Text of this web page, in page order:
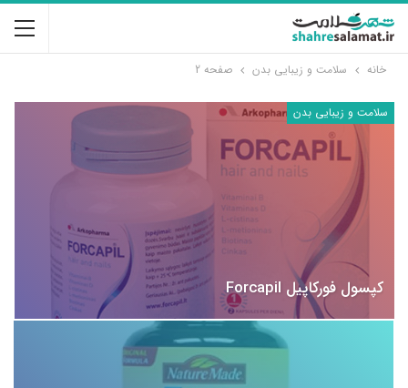
خانه سلامت و زیبایی بدن صفحه 2
سلامت و زیبایی بدن
کپسول فورکاپیل Forcapil